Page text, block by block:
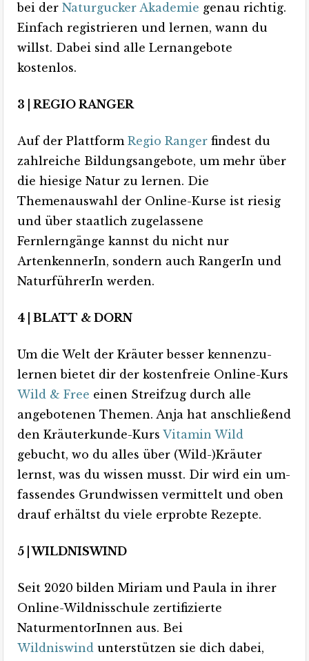
bei derNaturgucker Akademie genau richtig.
Einfach registrieren und lernen, wann du
willst. Dabei sind alle Lernangebote
kostenlos.
3 | REGIO RANGER
Auf der PlattformRegio Ranger findest du
zahlreiche Bildungsangebote, um mehr über
die hiesige Natur zu lernen. Die
Themenauswahl der Online-Kurse ist riesig
und über staatlich zugelassene
Fernlerngänge kannst du nicht nur
ArtenkennerIn, sondern auch RangerIn und
NaturführerIn werden.
4 | BLATT & DORN
Um die Welt der Kräuter besser kennen­zu­
lernen bietet dir der kostenfreie Online-Kurs
Wild & Free einen Streif­zug durch alle
angebotenen Themen. Anja hat anschließend
den Kräuterkunde-KursVitamin Wild
gebucht, wo du alles über (Wild-)­Kräuter
lernst, was du wissen musst. Dir wird ein um­
fas­sendes Grund­wissen vermittelt und oben
drauf erhältst du viele erprobte Rezepte.
5 | WILDNISWIND
Seit 2020 bilden Miriam und Paula in ihrer
Online-Wildnisschule zertifizierte
NaturmentorInnen aus. Bei
Wildniswind unterstützen sie dich dabei,